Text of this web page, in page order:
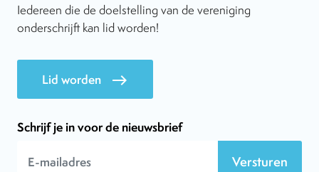
Iedereen die de doelstelling van de vereniging
onderschrijft kan lid worden!
Lid worden east
Schrijf je in voor de nieuwsbrief
Versturen